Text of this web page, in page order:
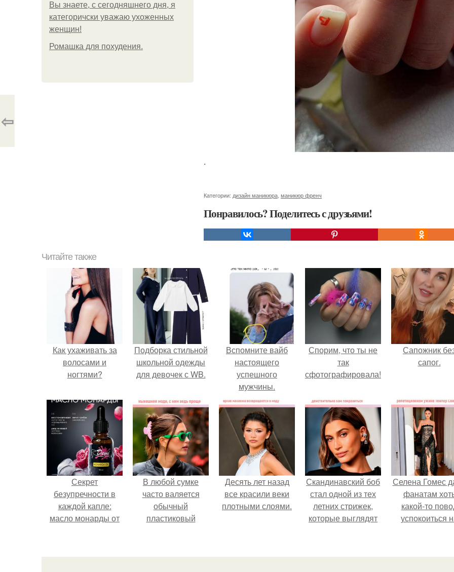
Вы знаете, с сегодняшнего дня, я
категоричски уважаю ухоженных
женщин!
Ромашка для похудения.
.
Категории: дизайн маникюра маникюр френч
Понравилось? Поделитесь с друзьями!
⇦
Читайте также
Как ухаживать за
волосами и
ногтями?
Подборка стильной
школьной одежды
для девочек с WB.
Вспомните вайб
настоящего
успешного
мужчины.
Спорим, что ты не
так
сфотографировала!
Сапожник
сапог.
Секрет
безупречности в
каждой капле:
масло монарды от
В любой сумке
часто валяется
обычный
пластиковый
Десять лет назад
все красили веки
плотными слоями.
Скандинавский боб
стал одной из тех
летних стрижек,
которые выглядят
Селена Гомес
фанатам
какой-то
успокоиться
свадьбе